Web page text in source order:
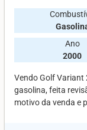
Ano
2000
Vendo Golf Variant
gasolina, feita
motivo da venda e